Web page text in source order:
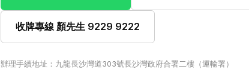
收牌專線 顏先生 9229 9222
辦理手續地址：九龍長沙灣道303號長沙灣政府合署二樓（運輸署）